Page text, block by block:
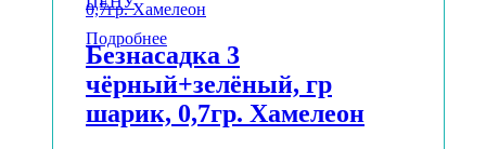
Подробнее
Безнасадка 3
чёрный+зелёный, гр
шарик, 0,7гр. Хамелеон